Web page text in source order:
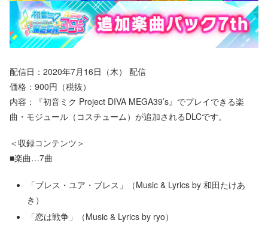
配信日：2020年7月16日（木） 配信
価格：900円（税抜）
内容：『初音ミク Project DIVA MEGA39’s』でプレイできる楽
曲・モジュール（コスチューム）が追加されるDLCです。
＜収録コンテンツ＞
■楽曲…7曲
「ブレス・ユア・ブレス」（Music & Lyrics by 和田たけあ
き）
「恋は戦争」（Music & Lyrics by ryo）